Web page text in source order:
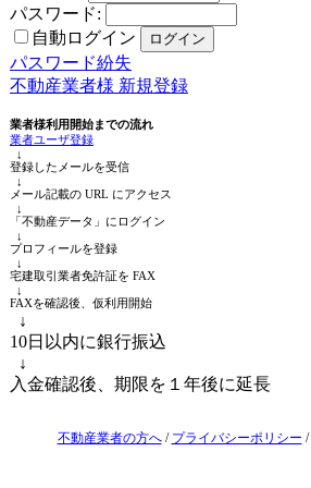
パスワード:
自動ログイン
パスワード紛失
不動産業者様 新規登録
業者様利用開始までの流れ
業者ユーザ登録
↓
登録したメールを受信
↓
メール記載の URL にアクセス
↓
「不動産データ」にログイン
↓
プロフィールを登録
↓
宅建取引業者免許証を FAX
↓
FAXを確認後、仮利用開始
↓
10日以内に銀行振込
↓
入金確認後、期限を１年後に延長
不動産業者の方へ/ プライバシーポリシー /